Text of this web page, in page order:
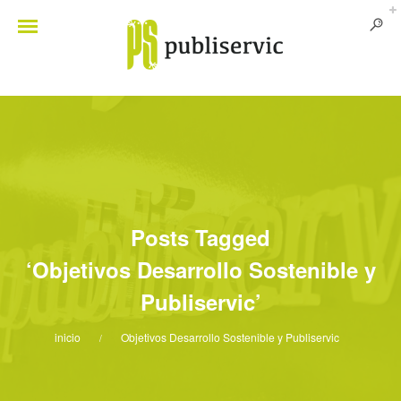
Posts Tagged
‘Objetivos Desarrollo Sostenible y
Publiservic’
inicio / Objetivos Desarrollo Sostenible y Publiservic